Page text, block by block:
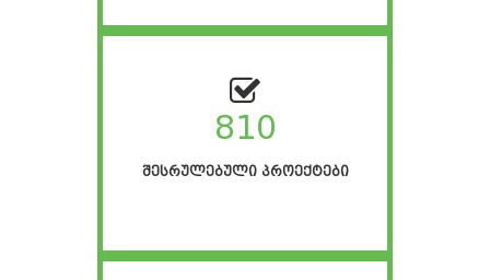
810
ᲨᲔᲡᲠᲣᲚᲔᲑᲣᲚᲘ ᲞᲠᲝᲔᲥᲢᲔᲑᲘ